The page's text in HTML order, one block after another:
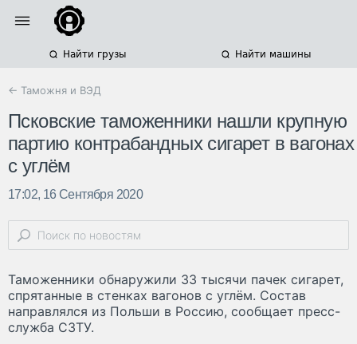
Найти грузы Найти машины
← Таможня и ВЭД
Псковские таможенники нашли крупную
партию контрабандных сигарет в вагонах
с углём
17:02, 16 Сентября 2020
Таможенники обнаружили 33 тысячи пачек сигарет,
спрятанные в стенках вагонов с углём. Состав
направлялся из Польши в Россию, сообщает пресс-
служба СЗТУ.